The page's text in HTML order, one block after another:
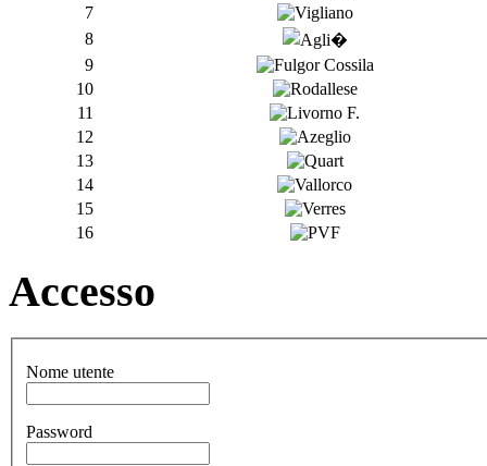
7
8
9
10
11
12
13
14
15
16
Accesso
Nome utente
Password